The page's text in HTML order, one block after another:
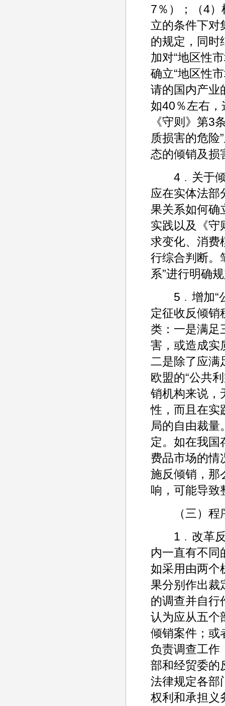
7％）；（4
立的条件下对
的规定，同时
加对“地区性
确立“地区性
请的国内产业
如40％左右
《守则》第3
质损害的危险
态的倾销及损
4﹒关于倾
应在实体法部
果关系如何确
实践以及《守
求变化、消费
行综合判断。
系”进行明确
5﹒增加“公
定征收反倾销
类：一是满足
害，或造成实
二是除了应满
欧盟的“公共
销机构来说，
性，而且在实
局的自由裁量
定。如在我国
费品市场的情
施反倾销，那
响，可能导致
（三）程
1﹒改革反
内一直有不同
如采用由两个
果分别作出裁
的调查并自行
认为应从五个
倾销案件；或
负责调查工作
部和经贸委的
法律规定各部
权利和承担义